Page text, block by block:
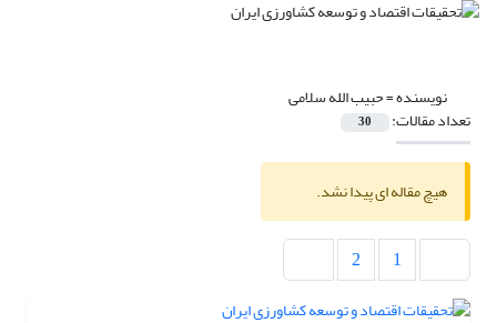
نویسنده =حبیب الله سلامی
تعداد مقالات: 30
هیچ مقاله ای پیدا نشد.
1
2